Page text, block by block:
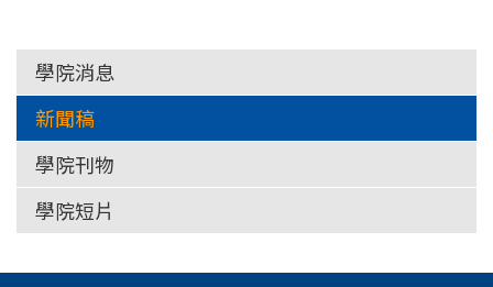
學院消息
新聞稿
學院刊物
學院短片